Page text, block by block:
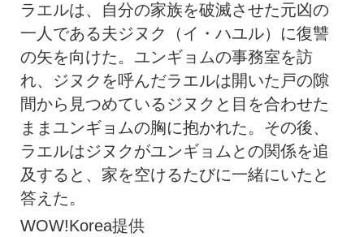
ラエルは、自分の家族を破滅させた元凶の
一人である夫ジヌク（イ・ハユル）に復讐
の矢を向けた。ユンギョムの事務室を訪
れ、ジヌクを呼んだラエルは開いた戸の隙
間から見つめているジヌクと目を合わせた
ままユンギョムの胸に抱かれた。その後、
ラエルはジヌクがユンギョムとの関係を追
及すると、家を空けるたびに一緒にいたと
答えた。
WOW!Korea提供